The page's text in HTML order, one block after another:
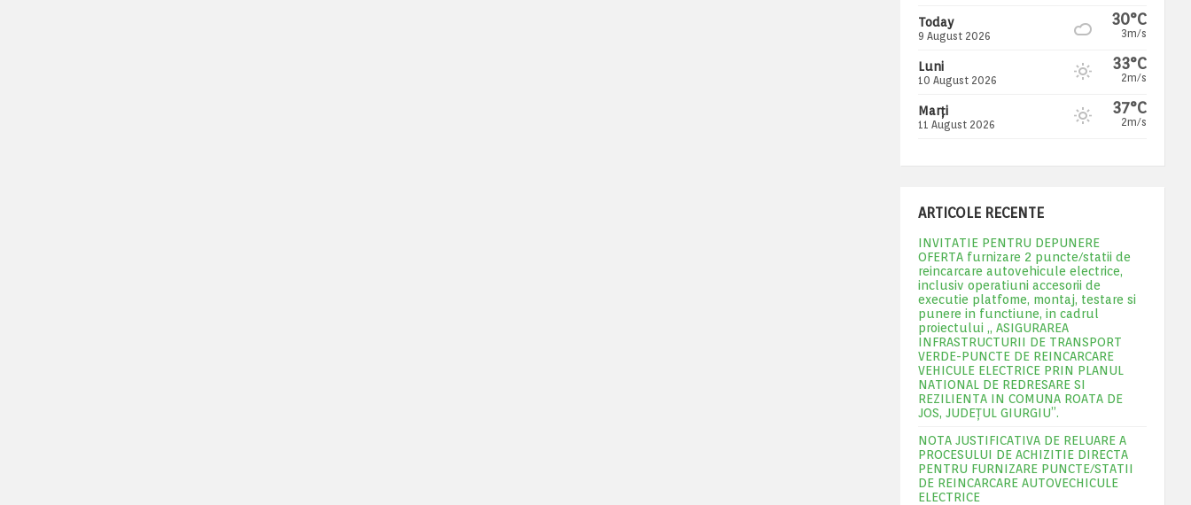
Today
9 August 2026
30°C
3m/s
Luni
10 August 2026
33°C
2m/s
Marți
11 August 2026
37°C
2m/s
ARTICOLE RECENTE
INVITATIE PENTRU DEPUNERE
OFERTA furnizare 2 puncte/statii de
reincarcare autovehicule electrice,
inclusiv operatiuni accesorii de
executie platfome, montaj, testare si
punere in functiune, in cadrul
proiectului „ ASIGURAREA
INFRASTRUCTURII DE TRANSPORT
VERDE-PUNCTE DE REINCARCARE
VEHICULE ELECTRICE PRIN PLANUL
NATIONAL DE REDRESARE SI
REZILIENTA IN COMUNA ROATA DE
JOS, JUDEŢUL GIURGIU”.
NOTA JUSTIFICATIVA DE RELUARE A
PROCESULUI DE ACHIZITIE DIRECTA
PENTRU FURNIZARE PUNCTE/STATII
DE REINCARCARE AUTOVECHICULE
ELECTRICE